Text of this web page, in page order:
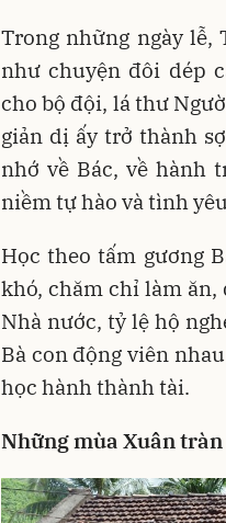
Trong những ngày lễ,
như chuyện đôi dép
cho bộ đội, lá thư
giản dị ấy trở thành
nhớ về Bác, về hành
niềm tự hào và tình
Học theo tấm gương
khó, chăm chỉ làm ăn,
Nhà nước, tỷ lệ hộ
Bà con động viên
học hành thành tài.
Những mùa Xuân